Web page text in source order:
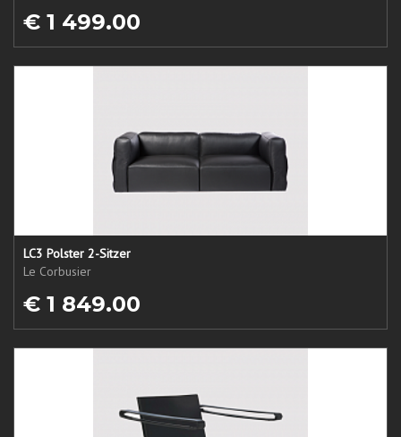
€ 1 499.00
LC3 Polster 2-Sitzer
Le Corbusier
€ 1 849.00